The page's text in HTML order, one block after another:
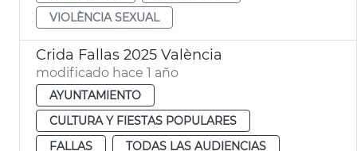
VIOLÈNCIA SEXUAL
Crida Fallas 2025 València
modificado hace 1 año
AYUNTAMIENTO
CULTURA Y FIESTAS POPULARES
FALLAS
TODAS LAS AUDIENCIAS